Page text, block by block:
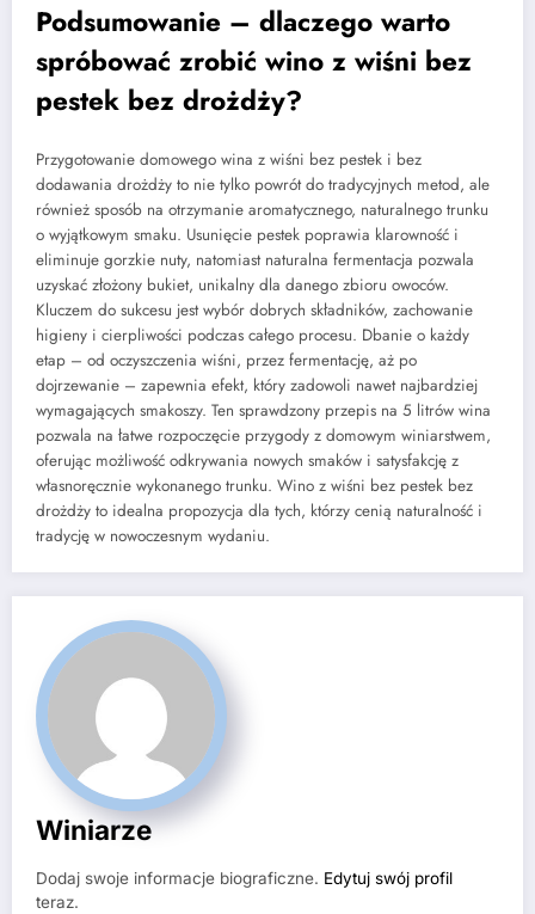
Podsumowanie – dlaczego warto
spróbować zrobić wino z wiśni bez
pestek bez drożdży?
Przygotowanie domowego wina z wiśni bez pestek i bez
dodawania drożdży to nie tylko powrót do tradycyjnych metod, ale
również sposób na otrzymanie aromatycznego, naturalnego trunku
o wyjątkowym smaku. Usunięcie pestek poprawia klarowność i
eliminuje gorzkie nuty, natomiast naturalna fermentacja pozwala
uzyskać złożony bukiet, unikalny dla danego zbioru owoców.
Kluczem do sukcesu jest wybór dobrych składników, zachowanie
higieny i cierpliwości podczas całego procesu. Dbanie o każdy
etap – od oczyszczenia wiśni, przez fermentację, aż po
dojrzewanie – zapewnia efekt, który zadowoli nawet najbardziej
wymagających smakoszy. Ten sprawdzony przepis na 5 litrów wina
pozwala na łatwe rozpoczęcie przygody z domowym winiarstwem,
oferując możliwość odkrywania nowych smaków i satysfakcję z
własnoręcznie wykonanego trunku. Wino z wiśni bez pestek bez
drożdży to idealna propozycja dla tych, którzy cenią naturalność i
tradycję w nowoczesnym wydaniu.
Winiarze
Dodaj swoje informacje biograficzne. Edytuj swój profil
teraz.